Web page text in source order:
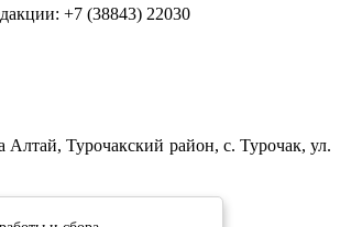
+7 (38843) 22030
Алтай, Турочакский район, с. Турочак, ул.